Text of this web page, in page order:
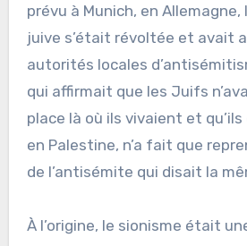
prévu à Munich, en
juive s’était révoltée et avait
autorités locales
qui affirmait que les Juifs
place là où ils vivaient et
en Palestine, n’a fait que
de l’antisémite qui disait la
À l’origine, le sionisme était